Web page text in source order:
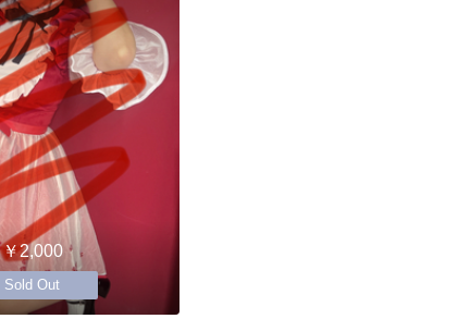
￥2,000
Sold Out